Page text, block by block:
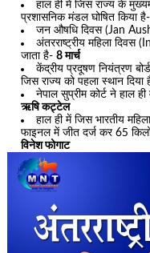
हाल ही में जिस राज्य के
प्रशासनिक मंडल घोषित किया
जन औषधि दिवस (Jan
अंतरराष्ट्रीय महिला
जाता है-8 मार्च
केंद्रीय प्रदूषण नियंत्रण
जिस राज्य को पहला स्थान
नेपाल सुप्रीम कोर्ट ने हाल ही
ऋषि कट्टेल
हाल ही में जिस भारतीय
फाइनल में जीत दर्ज कर 65
विनेश फोगाट